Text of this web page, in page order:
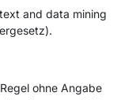
and data mining
ohne Angabe